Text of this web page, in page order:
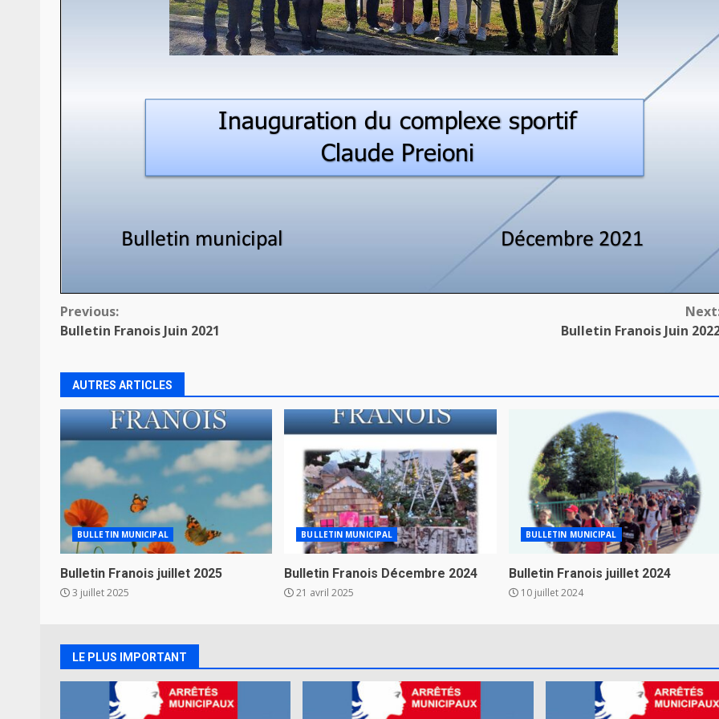
Continue
Previous:
Bulletin Franois Juin 2021
Bulletin Franois Juin
AUTRES ARTICLES
BULLETIN MUNICIPAL
Bulletin Franois juillet 2025
3 juillet 2025
BULLETIN MUNICIPAL
Bulletin Franois Décembre 2024
21 avril 2025
BULLETIN MUNICIPAL
Bulletin Franois juillet 2024
10 juillet 2024
LE PLUS IMPORTANT